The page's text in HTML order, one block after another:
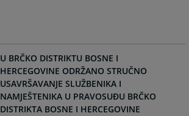
U BRČKO DISTRIKTU BOSNE I
HERCEGOVINE ODRŽANO STRUČNO
USAVRŠAVANJE SLUŽBENIKA I
NAMJEŠTENIKA U PRAVOSUĐU BRČKO
DISTRIKTA BOSNE I HERCEGOVINE